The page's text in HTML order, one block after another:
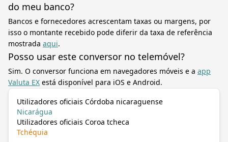
do meu banco?
Bancos e fornecedores acrescentam taxas ou margens, por
isso o montante recebido pode diferir da taxa de referência
mostrada aqui.
Posso usar este conversor no telemóvel?
Sim. O conversor funciona em navegadores móveis e a app
Valuta EX está disponível para iOS e Android.
Utilizadores oficiais Córdoba nicaraguense
Nicarágua
Utilizadores oficiais Coroa tcheca
Tchéquia